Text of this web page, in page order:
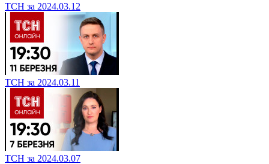
ТСН за 2024.03.12
ТСН за 2024.03.11
ТСН за 2024.03.07